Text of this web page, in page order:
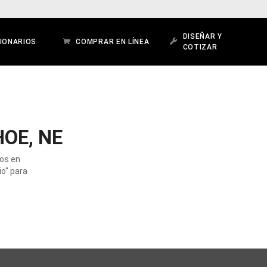
COMPRAR EN LÍNEA
DISEÑAR Y
COTIZAR
NE
en
para